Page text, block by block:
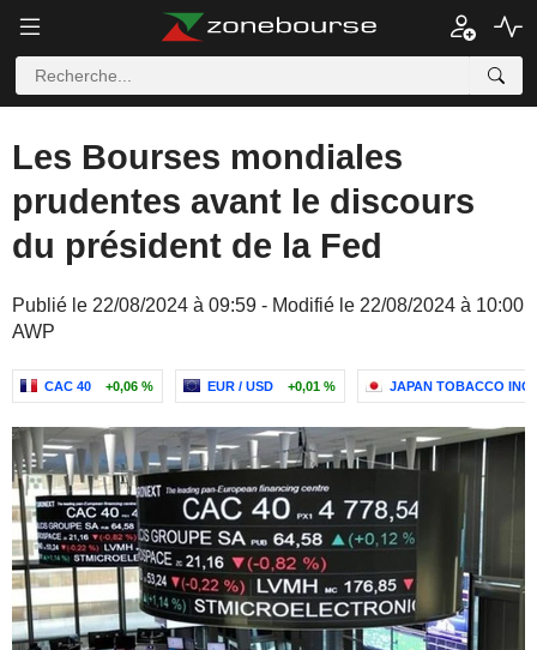
Les Bourses mondiales
prudentes avant le discours
du président de la Fed
Publié le 22/08/2024 à 09:59 - Modifié le 22/08/2024 à 10:00
AWP
CAC 40 +0,06 % EUR / USD +0,01 % JAPAN TOBACCO INC.